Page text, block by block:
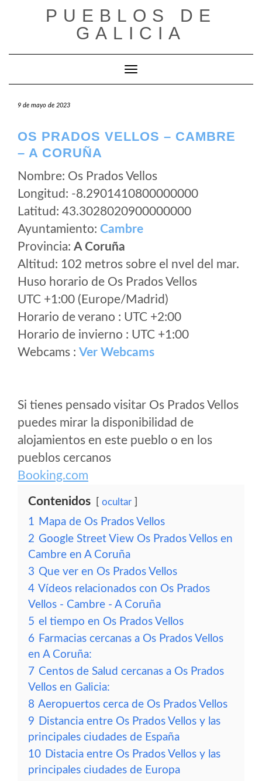
PUEBLOS DE
GALICIA
Cambiar modo de navegación
9 de mayo de 2023
OS PRADOS VELLOS – CAMBRE
– A CORUÑA
Nombre: Os Prados Vellos
Longitud: -8.2901410800000000
Latitud: 43.3028020900000000
Ayuntamiento: Cambre
Provincia: A Coruña
Altitud: 102 metros sobre el nvel del mar.
Huso horario de Os Prados Vellos
UTC +1:00 (Europe/Madrid)
Horario de verano : UTC +2:00
Horario de invierno : UTC +1:00
Webcams : Ver Webcams
Si tienes pensado visitar Os Prados Vellos
puedes mirar la disponibilidad de
alojamientos en este pueblo o en los
pueblos cercanos
Booking.com
Contenidos ocultar
1 Mapa de Os Prados Vellos
2 Google Street View Os Prados Vellos en
Cambre en A Coruña
3 Que ver en Os Prados Vellos
4 Vídeos relacionados con Os Prados
Vellos - Cambre - A Coruña
5 el tiempo en Os Prados Vellos
6 Farmacias cercanas a Os Prados Vellos
en A Coruña:
7 Centos de Salud cercanas a Os Prados
Vellos en Galicia:
8 Aeropuertos cerca de Os Prados Vellos
9 Distancia entre Os Prados Vellos y las
principales ciudades de España
10 Distacia entre Os Prados Vellos y las
principales ciudades de Europa